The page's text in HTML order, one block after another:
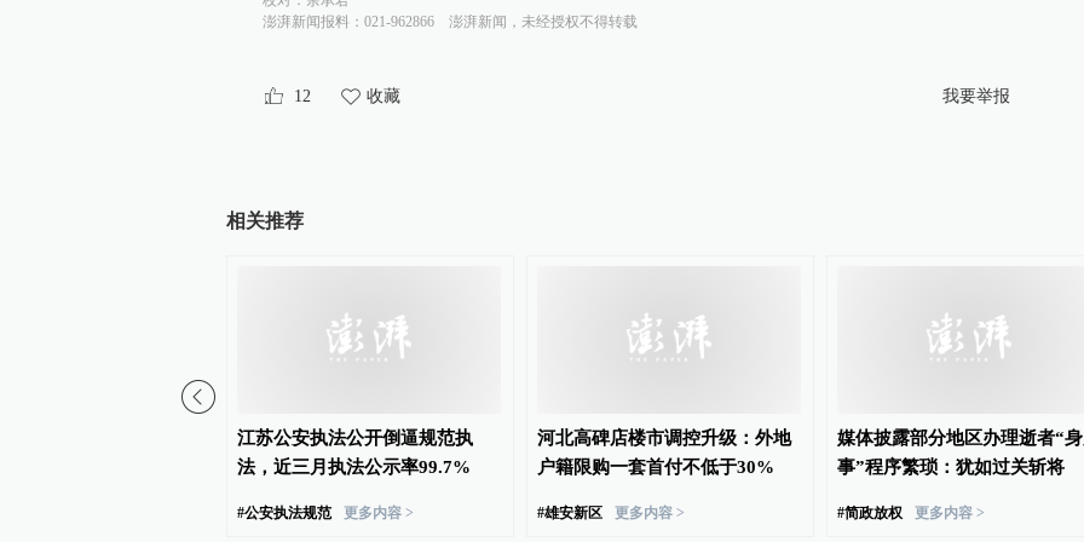
澎湃新闻报料：021-962866
澎湃新闻，未经授权不得转载
12 收藏 我要举报
相关推荐
江苏公安执法公开倒逼规范执
法，近三月执法公示率99.7%
#公安执法规范 更多内容 >
河北高碑店楼市调控升级：外地
户籍限购一套首付不低于30%
#雄安新区 更多内容 >
媒体披露部分地区办理逝者“
事”程序繁琐：犹如过关斩将
#简政放权 更多内容 >